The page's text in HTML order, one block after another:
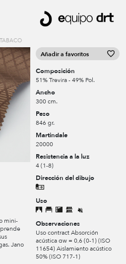
mini-
Jano
Añadir a favoritos
Composición
51% Trevira - 49% Pol.
Ancho
300 cm.
Peso
846 gr.
Martindale
20000
Resistencia a la luz
4 (1-8)
Dirección del dibujo
Uso
Observaciones
Uso contract Absorción
acústica αw = 0,6 (0-1) (ISO
11654) Aislamiento acústico
50% (ISO 717-1)